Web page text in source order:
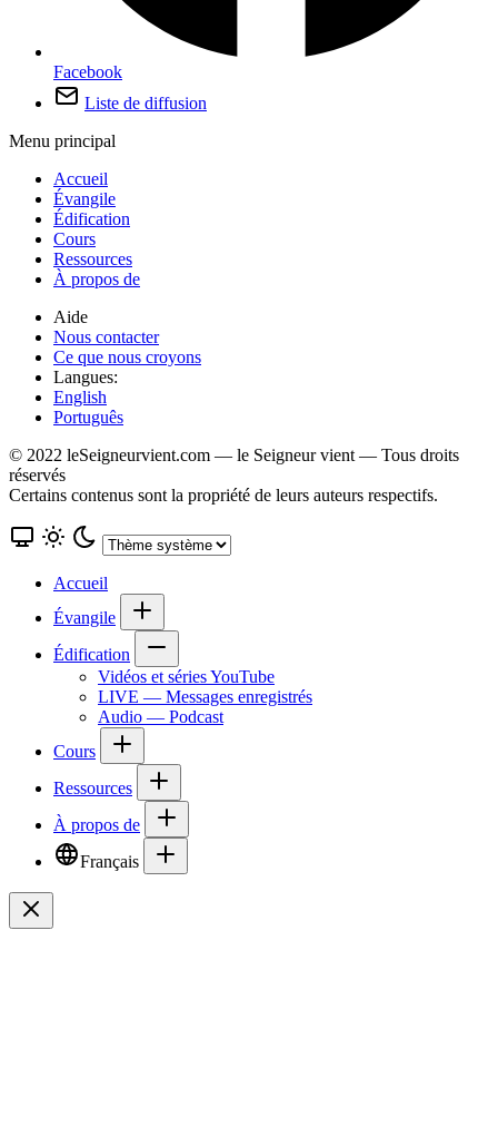
Facebook
Liste de diffusion
Menu principal
Accueil
Évangile
Édification
Cours
Ressources
À propos de
Aide
Nous contacter
Ce que nous croyons
Langues:
English
Português
© 2022 leSeigneurvient.com — le Seigneur vient — Tous droits
réservés
Certains contenus sont la propriété de leurs auteurs respectifs.
Accueil
Évangile
Édification
Vidéos et séries YouTube
LIVE — Messages enregistrés
Audio — Podcast
Cours
Ressources
À propos de
Français